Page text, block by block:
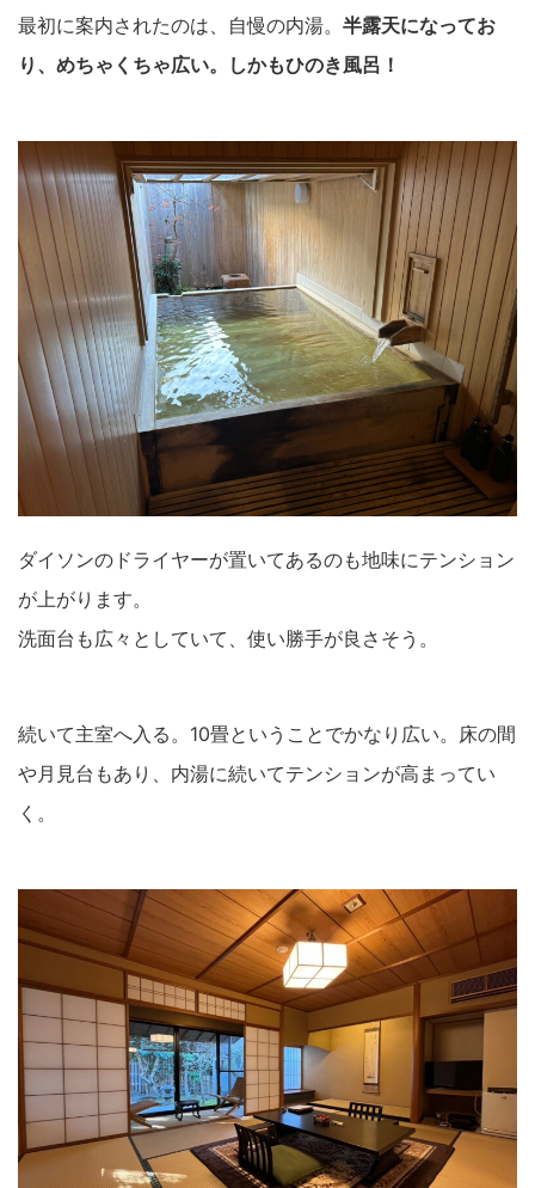
最初に案内されたのは、自慢の内湯。 半露天になってお
り、めちゃくちゃ広い。しかもひのき風呂！
ダイソンのドライヤーが置いてあるのも地味にテンション
が上がります。
洗面台も広々としていて、使い勝手が良さそう。
続いて主室へ入る。10畳ということでかなり広い。床の間
や月見台もあり、内湯に続いてテンションが高まってい
く。